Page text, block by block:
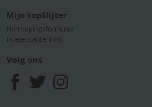
Mijn topSlijter
Herroepingsformulier
Interessante links
Volg ons
F
T
I